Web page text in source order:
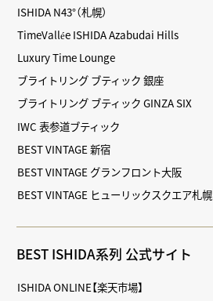
ISHIDA N43°（札幌）
TimeVallée ISHIDA Azabudai Hills
Luxury Time Lounge
ブライトリング ブティック 銀座
ブライトリング ブティック GINZA SIX
IWC 表参道ブティック
BEST VINTAGE 新宿
BEST VINTAGE グランフロント大阪
BEST VINTAGE ヒューリックスクエア札幌
BEST ISHIDA系列 公式サイト
ISHIDA ONLINE【楽天市場】